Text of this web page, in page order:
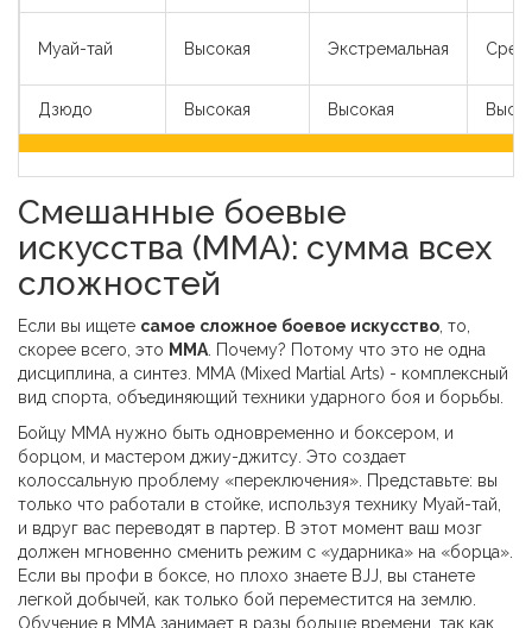
Муай-тай Высокая Экстремальная
Дзюдо Высокая Высокая
Смешанные боевые
искусства (MMA): сумма всех
сложностей
Если вы ищете самое сложное боевое искусство, то,
скорее всего, это ММА. Почему? Потому что это не одна
дисциплина, а синтез. MMA (Mixed Martial Arts) - комплексный
вид спорта, объединяющий техники ударного боя и борьбы.
Бойцу ММА нужно быть одновременно и боксером, и
борцом, и мастером джиу-джитсу. Это создает
колоссальную проблему «переключения». Представьте: вы
только что работали в стойке, используя технику Муай-тай,
и вдруг вас переводят в партер. В этот момент ваш мозг
должен мгновенно сменить режим с «ударника» на «борца».
Если вы профи в боксе, но плохо знаете BJJ, вы станете
легкой добычей, как только бой переместится на землю.
Обучение в ММА занимает в разы больше времени, так как